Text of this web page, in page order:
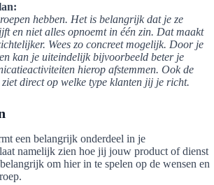
hebben. Het is belangrijk dat je ze
en niet alles opnoemt in één zin. Dat maakt
Wees zo concreet mogelijk. Door je
kan je uiteindelijk bijvoorbeeld beter je
hierop afstemmen. Ook de
direct op welke type klanten jij je richt.
een belangrijk onderdeel in je
namelijk zien hoe jij jouw product of dienst
om hier in te spelen op de wensen en